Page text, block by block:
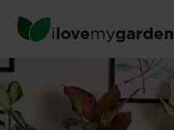
main
content
ilovemygarden